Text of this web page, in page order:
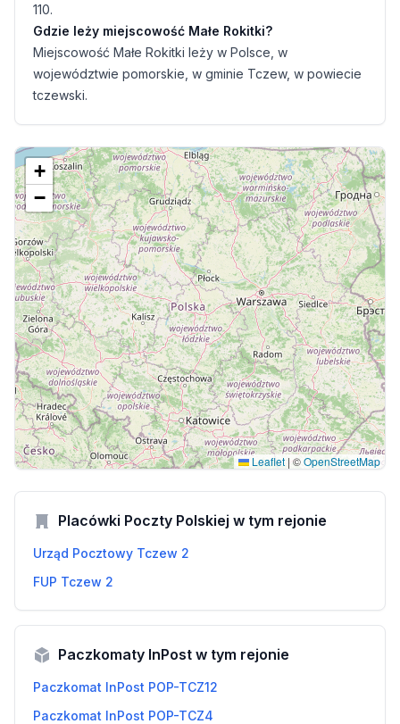
110.
Gdzie leży miejscowość Małe Rokitki?
Miejscowość Małe Rokitki leży w Polsce, w
województwie pomorskie, w gminie Tczew, w powiecie
tczewski.
+
−
Leaflet | ©OpenStreetMap
Placówki Poczty Polskiej w tym rejonie
Urząd Pocztowy Tczew 2
FUP Tczew 2
Paczkomaty InPost w tym rejonie
Paczkomat InPost POP-TCZ12
Paczkomat InPost POP-TCZ4